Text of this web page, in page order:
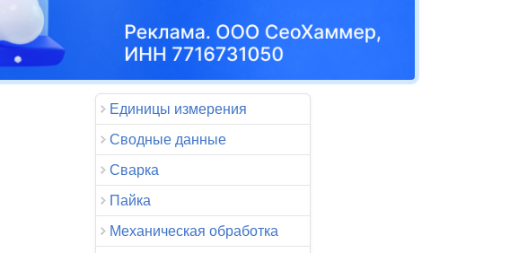
Единицы измерения
Сводные данные
Сварка
Пайка
Механическая обработка